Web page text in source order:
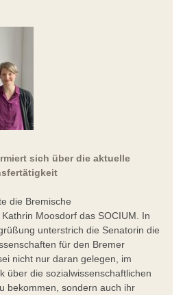
sich über die aktuelle
die Bremische
Moosdorf das SOCIUM. In
unterstrich die Senatorin die
für den Bremer
nicht nur daran gelegen, im
über die sozialwissenschaftlichen
bekommen, sondern auch ihr